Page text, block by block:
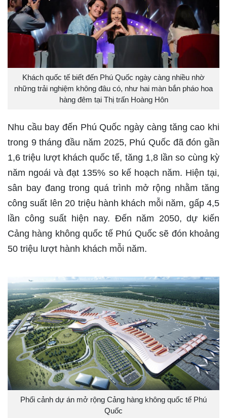
Khách quốc tế biết đến Phú Quốc ngày càng nhiều nhờ
những trải nghiệm không đâu có, như hai màn bắn pháo hoa
hàng đêm tại Thị trấn Hoàng Hôn
Nhu cầu bay đến Phú Quốc ngày càng tăng cao khi
trong 9 tháng đầu năm 2025, Phú Quốc đã đón gần
1,6 triệu lượt khách quốc tế, tăng 1,8 lần so cùng kỳ
năm ngoái và đạt 135% so kế hoạch năm. Hiện tại,
sân bay đang trong quá trình mở rộng nhằm tăng
công suất lên 20 triệu hành khách mỗi năm, gấp 4,5
lần công suất hiện nay. Đến năm 2050, dự kiến
Cảng hàng không quốc tế Phú Quốc sẽ đón khoảng
50 triệu lượt hành khách mỗi năm.
Phối cảnh dự án mở rộng Cảng hàng không quốc tế Phú
Quốc